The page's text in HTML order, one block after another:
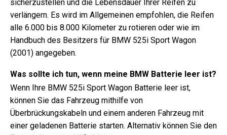
sicherzustellen und die Lebensdauer Ihrer Reifen zu
verlängern. Es wird im Allgemeinen empfohlen, die Reifen
alle 6.000 bis 8.000 Kilometer zu rotieren oder wie im
Handbuch des Besitzers für BMW 525i Sport Wagon
(2001) angegeben.
Was sollte ich tun, wenn meine BMW Batterie leer ist?
Wenn Ihre BMW 525i Sport Wagon Batterie leer ist,
können Sie das Fahrzeug mithilfe von
Überbrückungskabeln und einem anderen Fahrzeug mit
einer geladenen Batterie starten. Alternativ können Sie den